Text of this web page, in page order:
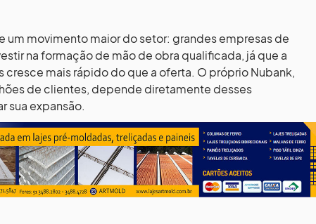
um movimento maior do setor: grandes empresas de
na formação de mão de obra qualificada, já que a
cresce mais rápido do que a oferta. O próprio Nubank,
de clientes, depende diretamente desses
sua expansão.